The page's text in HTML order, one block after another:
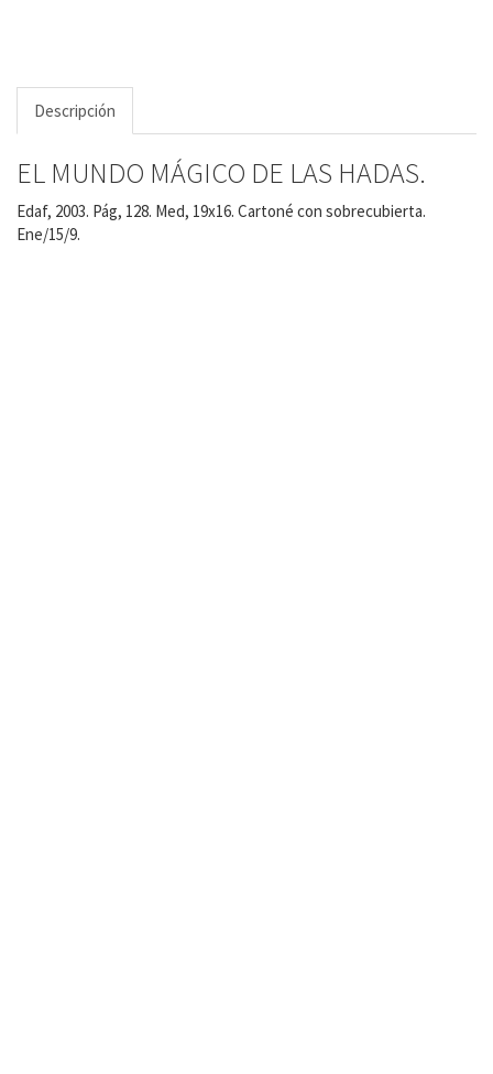
Descripción
EL MUNDO MÁGICO DE LAS HADAS.
Edaf, 2003. Pág, 128. Med, 19x16. Cartoné con sobrecubierta.
Ene/15/9.